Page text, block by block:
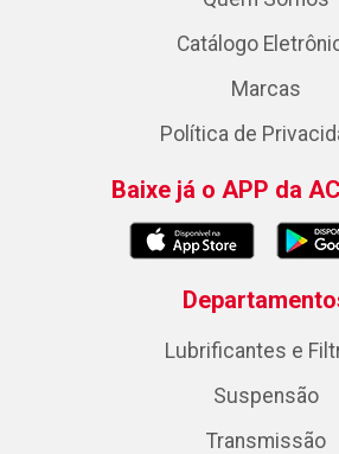
Catálogo
Marcas
Política de
Baixe já o APP da
Lubrificantes e
Suspensão
Transmissão